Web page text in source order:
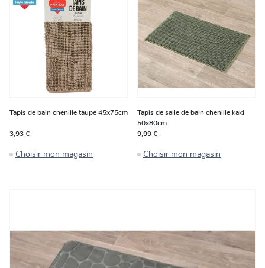
Jardin et plein air
Tapis de bain chenille taupe 45x75cm
3,93 €
Choisir mon magasin
Tapis de salle de bain chenille kaki
50x80cm
9,99 €
Choisir mon magasin